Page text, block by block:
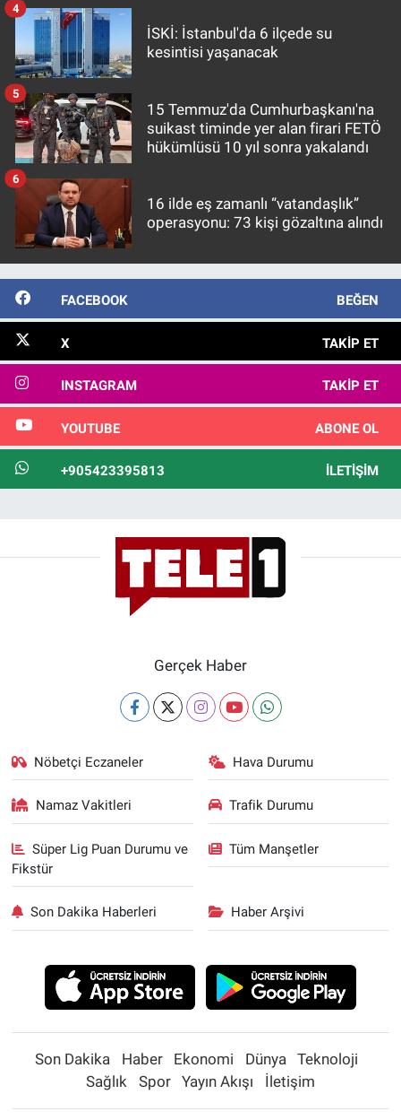
İSKİ: İstanbul'da 6 ilçede su
kesintisi yaşanacak
4
15 Temmuz'da Cumhurbaşkanı'na
suikast timinde yer alan firari FETÖ
hükümlüsü 10 yıl sonra yakalandı
5
16 ilde eş zamanlı “vatandaşlık”
operasyonu: 73 kişi gözaltına alındı
6
FACEBOOK BEĞEN
X TAKIP ET
INSTAGRAM TAKIP ET
YOUTUBE ABONE OL
+905423395813 İLETIŞIM
Gerçek Haber
Nöbetçi Eczaneler Hava Durumu
Namaz Vakitleri Trafik Durumu
Süper Lig Puan Durumu ve
Fikstür
Tüm Manşetler
Son Dakika Haberleri Haber Arşivi
Son Dakika Haber Ekonomi Dünya
Teknoloji
Sağlık
Spor Yayın Akışı İletişim